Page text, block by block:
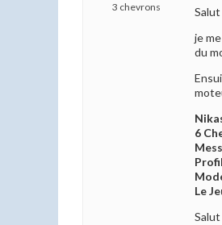
3 chevrons
Salut
je
du
6
Profil
Le
Salut